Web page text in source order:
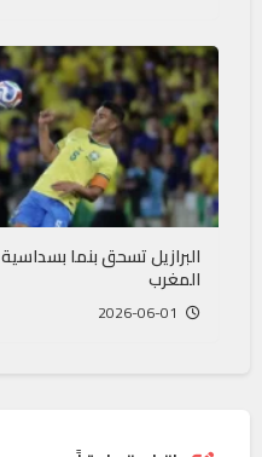
البرازيل تسحق بنما
المغرب